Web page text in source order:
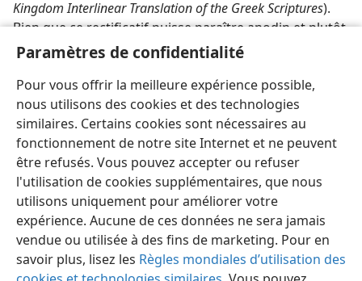
Paramètres de confidentialité
Pour vous offrir la meilleure expérience possible,
nous utilisons des cookies et des technologies
similaires. Certains cookies sont nécessaires au
fonctionnement de notre site Internet et ne peuvent
être refusés. Vous pouvez accepter ou refuser
l'utilisation de cookies supplémentaires, que nous
utilisons uniquement pour améliorer votre
expérience. Aucune de ces données ne sera jamais
vendue ou utilisée à des fins de marketing. Pour en
savoir plus, lisez les Règles mondiales d’utilisation des
Kingdom Interlinear Translation of the Greek Scriptures).
Bien que ce rectificatif puisse paraître anodin et plutôt
technique, il illustre bien le fait que nous pouvons tous
de la Parole de Dieu jusque dans les moindres détails.
Français Partager Préférences
Copyright © 2026 Watch Tower Bible and Tract Society of Pennsylvania
Conditions d’utilisation
Règles de confidentialité
Paramètres de confidentialité
JW.ORG Se connecter